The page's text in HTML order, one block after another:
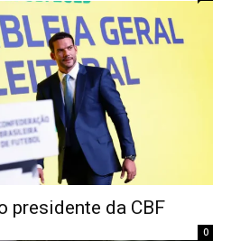
presidente da CBF
0